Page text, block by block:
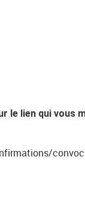
le lien qui vous